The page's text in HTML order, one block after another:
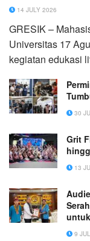
14 JULY 2026
GRESIK –
Universitas 17
kegiatan edukasi
30
Grit
13
yang
9